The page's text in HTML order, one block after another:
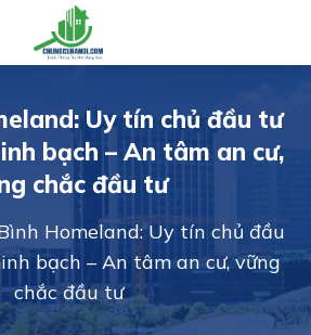
Uy tín chủ đầu tư
bạch – An tâm an cư,
chắc đầu tư
Homeland: Uy tín chủ đầu
bạch – An tâm an cư, vững
chắc đầu tư